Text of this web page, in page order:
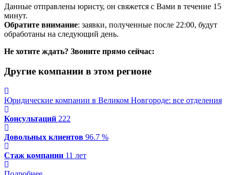
Данные отправлены юристу, он свяжется с Вами в течение 15
минут.
Обратите внимание: заявки, полученные после 22:00, будут
обработаны на следующий день.
Не хотите ждать? Звоните прямо сейчас:
Другие компании в этом регионе
Юридические компании в Великом Новгороде: все отделения
Консультаций 222
Довольных клиентов 96.7 %
Стаж компании 11 лет